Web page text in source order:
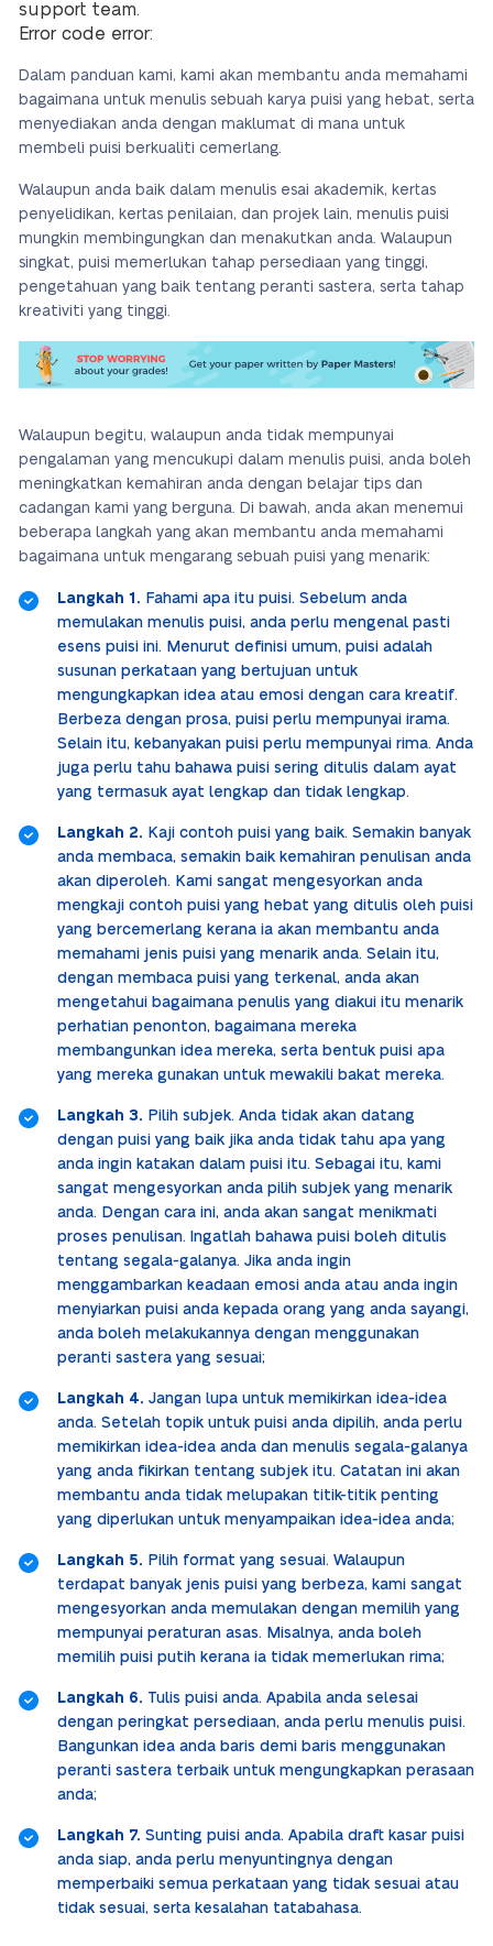
support team.
Error code error:
Dalam panduan kami, kami akan membantu anda memahami
bagaimana untuk menulis sebuah karya puisi yang hebat, serta
menyediakan anda dengan maklumat di mana untuk
membeli puisi berkualiti cemerlang.
Walaupun anda baik dalam menulis esai akademik, kertas
penyelidikan, kertas penilaian, dan projek lain, menulis puisi
mungkin membingungkan dan menakutkan anda. Walaupun
singkat, puisi memerlukan tahap persediaan yang tinggi,
pengetahuan yang baik tentang peranti sastera, serta tahap
kreativiti yang tinggi.
Walaupun begitu, walaupun anda tidak mempunyai
pengalaman yang mencukupi dalam menulis puisi, anda boleh
meningkatkan kemahiran anda dengan belajar tips dan
cadangan kami yang berguna. Di bawah, anda akan menemui
beberapa langkah yang akan membantu anda memahami
bagaimana untuk mengarang sebuah puisi yang menarik:
Langkah 1. Fahami apa itu puisi. Sebelum anda
memulakan menulis puisi, anda perlu mengenal pasti
esens puisi ini. Menurut definisi umum, puisi adalah
susunan perkataan yang bertujuan untuk
mengungkapkan idea atau emosi dengan cara kreatif.
Berbeza dengan prosa, puisi perlu mempunyai irama.
Selain itu, kebanyakan puisi perlu mempunyai rima. Anda
juga perlu tahu bahawa puisi sering ditulis dalam ayat
yang termasuk ayat lengkap dan tidak lengkap.
Langkah 2. Kaji contoh puisi yang baik. Semakin banyak
anda membaca, semakin baik kemahiran penulisan anda
akan diperoleh. Kami sangat mengesyorkan anda
mengkaji contoh puisi yang hebat yang ditulis oleh puisi
yang bercemerlang kerana ia akan membantu anda
memahami jenis puisi yang menarik anda. Selain itu,
dengan membaca puisi yang terkenal, anda akan
mengetahui bagaimana penulis yang diakui itu menarik
perhatian penonton, bagaimana mereka
membangunkan idea mereka, serta bentuk puisi apa
yang mereka gunakan untuk mewakili bakat mereka.
Langkah 3. Pilih subjek. Anda tidak akan datang
dengan puisi yang baik jika anda tidak tahu apa yang
anda ingin katakan dalam puisi itu. Sebagai itu, kami
sangat mengesyorkan anda pilih subjek yang menarik
anda. Dengan cara ini, anda akan sangat menikmati
proses penulisan. Ingatlah bahawa puisi boleh ditulis
tentang segala-galanya. Jika anda ingin
menggambarkan keadaan emosi anda atau anda ingin
menyiarkan puisi anda kepada orang yang anda sayangi,
anda boleh melakukannya dengan menggunakan
peranti sastera yang sesuai;
Langkah 4. Jangan lupa untuk memikirkan idea-idea
anda. Setelah topik untuk puisi anda dipilih, anda perlu
memikirkan idea-idea anda dan menulis segala-galanya
yang anda fikirkan tentang subjek itu. Catatan ini akan
membantu anda tidak melupakan titik-titik penting
yang diperlukan untuk menyampaikan idea-idea anda;
Langkah 5. Pilih format yang sesuai. Walaupun
terdapat banyak jenis puisi yang berbeza, kami sangat
mengesyorkan anda memulakan dengan memilih yang
mempunyai peraturan asas. Misalnya, anda boleh
memilih puisi putih kerana ia tidak memerlukan rima;
Langkah 6. Tulis puisi anda. Apabila anda selesai
dengan peringkat persediaan, anda perlu menulis puisi.
Bangunkan idea anda baris demi baris menggunakan
peranti sastera terbaik untuk mengungkapkan perasaan
anda;
Langkah 7. Sunting puisi anda. Apabila draft kasar puisi
anda siap, anda perlu menyuntingnya dengan
memperbaiki semua perkataan yang tidak sesuai atau
tidak sesuai, serta kesalahan tatabahasa.